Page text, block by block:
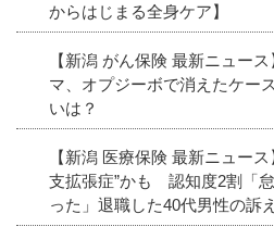
からはじまる全身ケア】
【新潟 がん保険 最新ニュー
マ、オプジーボで消えたケ
いは？
【新潟 医療保険 最新ニュー
支拡張症”かも 認知度2割「
った」退職した40代男性の訴え